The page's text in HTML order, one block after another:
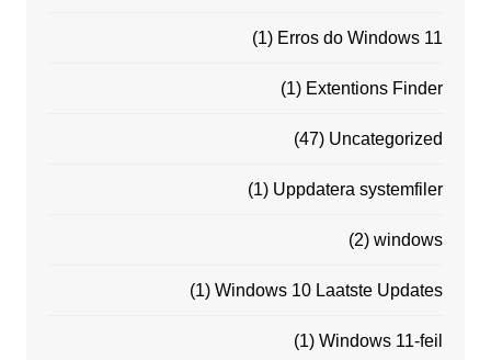
Erros do Windows 11
(1)
Extentions Finder
(1)
Uncategorized
(47)
Uppdatera systemfiler
(1)
windows
(2)
Windows 10 Laatste Updates
(1)
Windows 11-feil
(1)